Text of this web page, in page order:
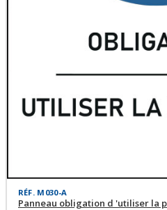
RÉF. M030-A
Panneau obligation d 'utiliser la